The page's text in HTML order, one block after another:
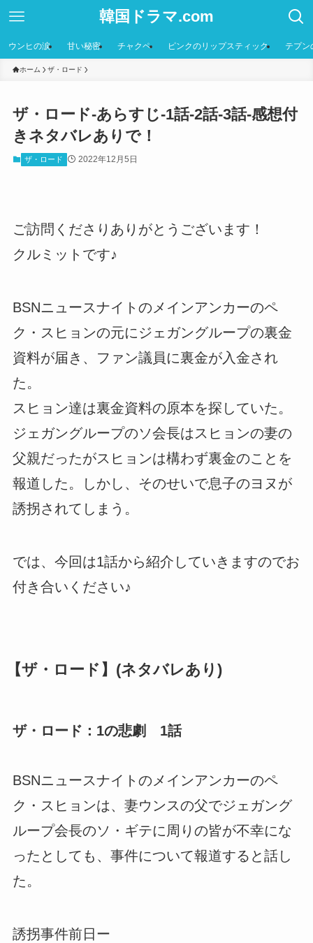
韓国ドラマ.com
ウンヒの涙 甘い秘密 チャクペ ピンクのリップスティック テプン
ホーム ザ・ロード
ザ・ロード-あらすじ-1話-2話-3話-感想付
きネタバレありで！
ザ・ロード 2022年12月5日
ご訪問くださりありがとうございます！
クルミットです♪
BSNニュースナイトのメインアンカーのペ
ク・スヒョンの元にジェガングループの裏金
資料が届き、ファン議員に裏金が入金され
た。
スヒョン達は裏金資料の原本を探していた。
ジェガングループのソ会長はスヒョンの妻の
父親だったがスヒョンは構わず裏金のことを
報道した。しかし、そのせいで息子のヨヌが
誘拐されてしまう。
では、今回は1話から紹介していきますのでお
付き合いください♪
【ザ・ロード】(ネタバレあり)
ザ・ロード：1の悲劇 1話
BSNニュースナイトのメインアンカーのペ
ク・スヒョンは、妻ウンスの父でジェガング
ループ会長のソ・ギテに周りの皆が不幸にな
ったとしても、事件について報道すると話し
た。
誘拐事件前日ー